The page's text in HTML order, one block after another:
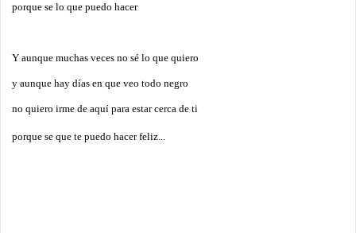
porque se lo que puedo hacer
Y aunque muchas veces no sé lo que quiero
y aunque hay días en que veo todo negro
no quiero irme de aquí para estar cerca de ti
porque se que te puedo hacer feliz...